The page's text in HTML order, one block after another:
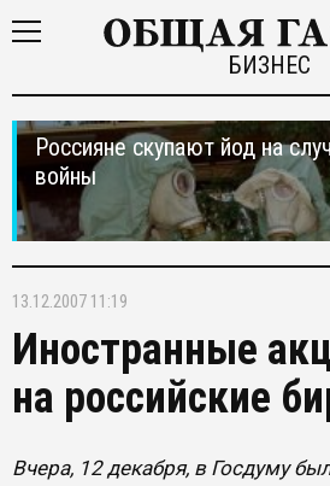
БИЗНЕС
Россияне скупают йод на
войны
13.12.2007 11:19
Иностранные
на российские
Вчера, 12 декабря, в Госдуму